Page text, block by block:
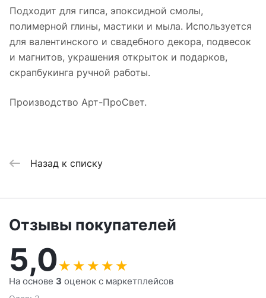
Подходит для гипса, эпоксидной смолы,
полимерной глины, мастики и мыла. Используется
для валентинского и свадебного декора, подвесок
и магнитов, украшения открыток и подарков,
скрапбукинга ручной работы.
Производство Арт-ПроСвет.
Назад к списку
Отзывы покупателей
5,0★ ★ ★ ★ ★
На основе 3 оценок с маркетплейсов